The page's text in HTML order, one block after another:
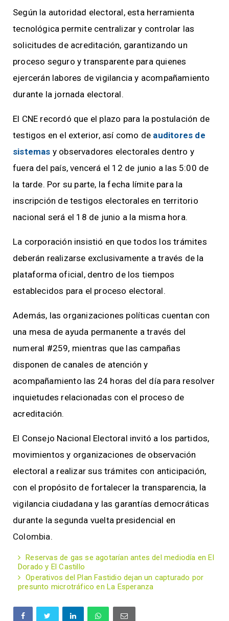
Según la autoridad electoral, esta herramienta
tecnológica permite centralizar y controlar las
solicitudes de acreditación, garantizando un
proceso seguro y transparente para quienes
ejercerán labores de vigilancia y acompañamiento
durante la jornada electoral.
El CNE recordó que el plazo para la postulación de
testigos en el exterior, así como de auditores de
sistemas y observadores electorales dentro y
fuera del país, vencerá el 12 de junio a las 5:00 de
la tarde. Por su parte, la fecha límite para la
inscripción de testigos electorales en territorio
nacional será el 18 de junio a la misma hora.
La corporación insistió en que todos los trámites
deberán realizarse exclusivamente a través de la
plataforma oficial, dentro de los tiempos
establecidos para el proceso electoral.
Además, las organizaciones políticas cuentan con
una mesa de ayuda permanente a través del
numeral #259, mientras que las campañas
disponen de canales de atención y
acompañamiento las 24 horas del día para resolver
inquietudes relacionadas con el proceso de
acreditación.
El Consejo Nacional Electoral invitó a los partidos,
movimientos y organizaciones de observación
electoral a realizar sus trámites con anticipación,
con el propósito de fortalecer la transparencia, la
vigilancia ciudadana y las garantías democráticas
durante la segunda vuelta presidencial en
Colombia.
Reservas de gas se agotarían antes del mediodía en El
Dorado y El Castillo
Operativos del Plan Fastidio dejan un capturado por
presunto microtráfico en La Esperanza